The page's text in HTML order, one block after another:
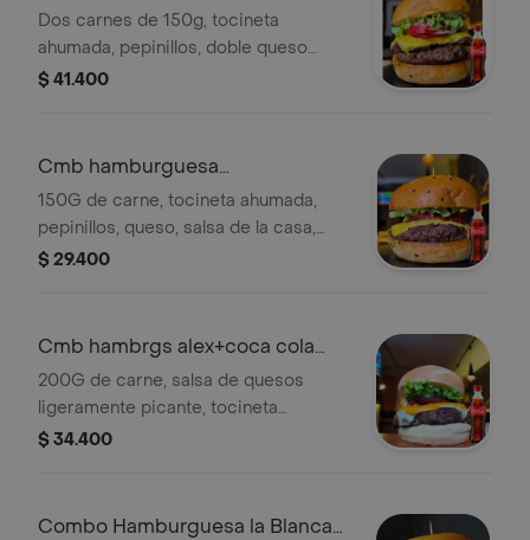
crn+cocacola orig400ml
Dos carnes de 150g, tocineta
ahumada, pepinillos, doble queso
cheddar, salsa de la casa, vegetales y
$ 41.400
Cmb hamburguesa
trdnl+cocacola orig400ml
150G de carne, tocineta ahumada,
pepinillos, queso, salsa de la casa,
vegetales y pan brioche. + gaseosa
$ 29.400
Cmb hambrgs alex+coca cola
origl 400ml
200G de carne, salsa de quesos
ligeramente picante, tocineta
ahumada, queso cheddar tajado,
$ 34.400
Combo Hamburguesa la Blanca